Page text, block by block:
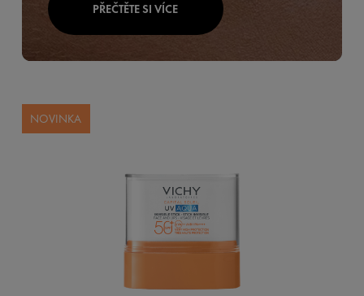
PŘEČTĚTE SI VÍCE
NOVINKA